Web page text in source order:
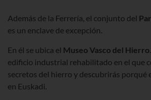
Además de la Ferrería, el conjunto del
es un enclave de excepción.
En él se ubica el Museo Vasco del Hierro
edificio industrial rehabilitado en el que
secretos del hierro y descubrirás porqué
en Euskadi.